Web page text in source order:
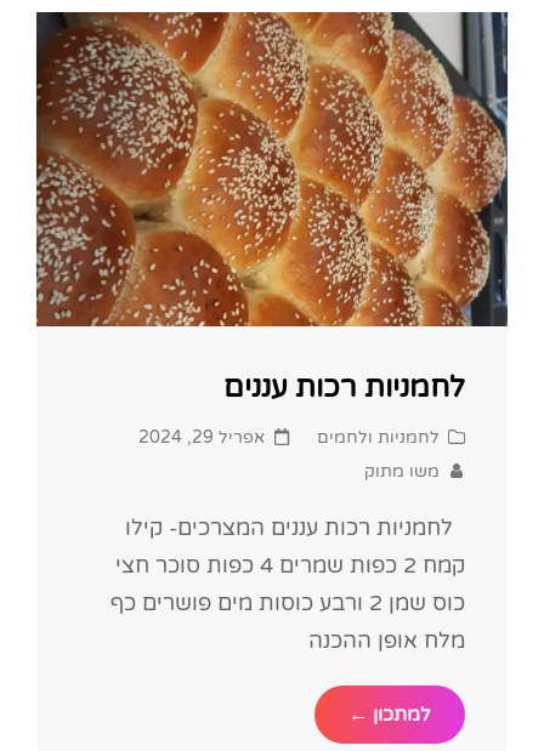
לחמניות רכות עננים
Cat
לחמניות ולחמים
Posted
אפריל 29, 2024
משו מתוק
לחמניות רכות עננים המצרכים- קילו
קמח 2 כפות שמרים 4 כפות סוכר חצי
כוס שמן 2 ורבע כוסות מים פושרים כף
מלח אופן ההכנה
למתכון ← לחמניות
רכות